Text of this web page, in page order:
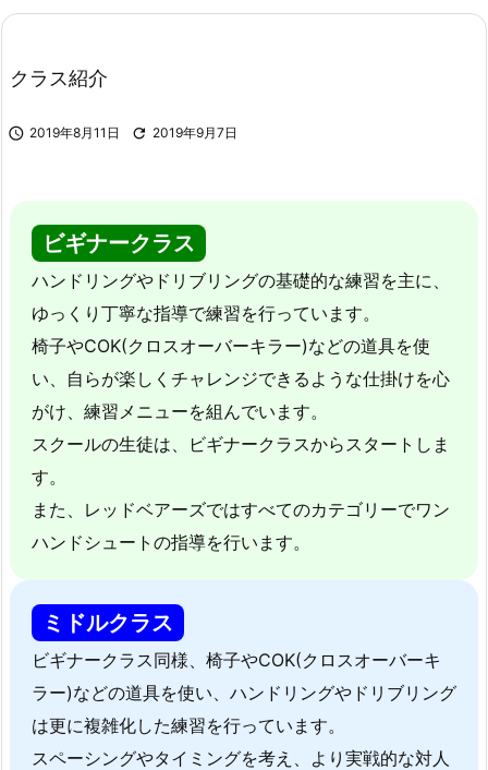
クラス紹介
 2019年8月11日  2019年9月7日
ビギナークラス
ハンドリングやドリブリングの基礎的な練習を主に、
ゆっくり丁寧な指導で練習を行っています。
椅子やCOK(クロスオーバーキラー)などの道具を使
い、自らが楽しくチャレンジできるような仕掛けを心
がけ、練習メニューを組んでいます。
スクールの生徒は、ビギナークラスからスタートしま
す。
また、レッドベアーズではすべてのカテゴリーでワン
ハンドシュートの指導を行います。
ミドルクラス
ビギナークラス同様、椅子やCOK(クロスオーバーキ
ラー)などの道具を使い、ハンドリングやドリブリング
は更に複雑化した練習を行っています。
スペーシングやタイミングを考え、より実戦的な対人